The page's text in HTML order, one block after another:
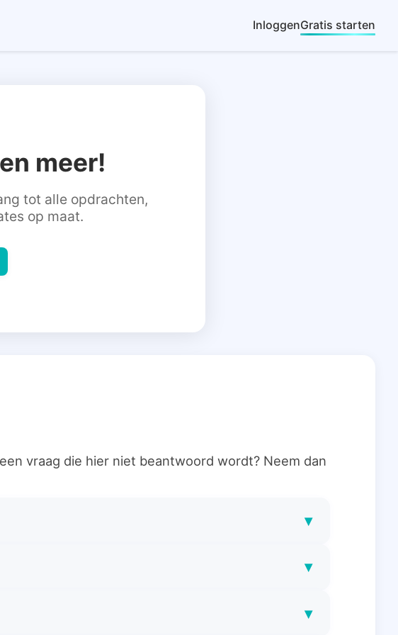
InloggenGratis starten
meer!
tot alle opdrachten,
op maat.
vraag die hier niet beantwoord wordt? Neem dan
▾
▾
▾